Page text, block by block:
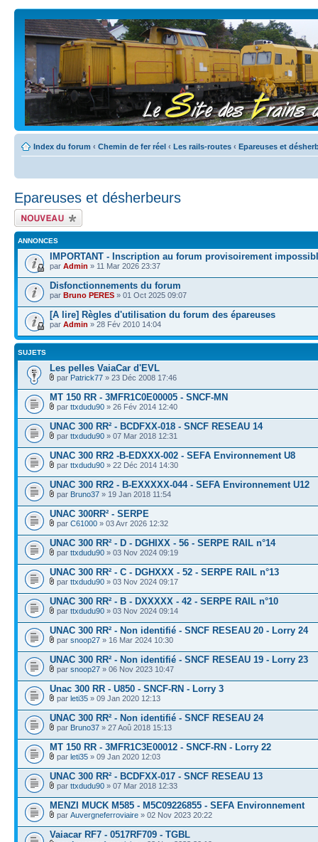
Index du forum ‹ Chemin de fer réel ‹ Les rails-routes ‹ Epareuses et
Epareuses et désherbeurs
Écrire un nouveau
sujet
ANNONCES
IMPORTANT - Inscription au forum provisoirement
par Admin » 11 Mar 2026 23:37
Disfonctionnements du forum
par Bruno PERES » 01 Oct 2025 09:07
[A lire] Règles d'utilisation du forum des épareuses
par Admin » 28 Fév 2010 14:04
SUJETS
Les pelles VaiaCar d'EVL
par Patrick77 » 23 Déc 2008 17:46
MT 150 RR - 3MFR1C0E00005 - SNCF-MN
par ttxdudu90 » 26 Fév 2014 12:40
UNAC 300 RR² - BCDFXX-018 - SNCF RESEAU 14
par ttxdudu90 » 07 Mar 2018 12:31
UNAC 300 RR2 -B-EDXXX-002 - SEFA Environnement U8
par ttxdudu90 » 22 Déc 2014 14:30
UNAC 300 RR2 - B-EXXXXX-044 - SEFA Environnement U12
par Bruno37 » 19 Jan 2018 11:54
UNAC 300RR² - SERPE
par C61000 » 03 Avr 2026 12:32
UNAC 300 RR² - D - DGHIXX - 56 - SERPE RAIL n°14
par ttxdudu90 » 03 Nov 2024 09:19
UNAC 300 RR² - C - DGHXXX - 52 - SERPE RAIL n°13
par ttxdudu90 » 03 Nov 2024 09:17
UNAC 300 RR² - B - DXXXXX - 42 - SERPE RAIL n°10
par ttxdudu90 » 03 Nov 2024 09:14
UNAC 300 RR² - Non identifié - SNCF RESEAU 20 - Lorry 24
par snoop27 » 16 Mar 2024 10:30
UNAC 300 RR² - Non identifié - SNCF RESEAU 19 - Lorry 23
par snoop27 » 06 Nov 2023 10:47
Unac 300 RR - U850 - SNCF-RN - Lorry 3
par leti35 » 09 Jan 2020 12:13
UNAC 300 RR² - Non identifié - SNCF RESEAU 24
par Bruno37 » 27 Aoû 2018 15:13
MT 150 RR - 3MFR1C3E00012 - SNCF-RN - Lorry 22
par leti35 » 09 Jan 2020 12:03
UNAC 300 RR² - BCDFXX-017 - SNCF RESEAU 13
par ttxdudu90 » 07 Mar 2018 12:33
MENZI MUCK M585 - M5C09226855 - SEFA Environnement
par Auvergneferroviaire » 02 Nov 2023 20:22
Vaiacar RF7 - 0517RF709 - TGBL